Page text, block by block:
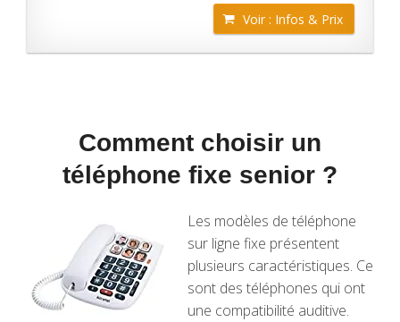
Voir : Infos & Prix
Comment choisir un
téléphone fixe senior ?
Les modèles de téléphone
sur ligne fixe présentent
plusieurs caractéristiques. Ce
sont des téléphones qui ont
une compatibilité auditive.